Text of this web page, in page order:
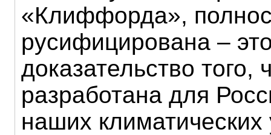
«Клиффорда»,
русифицирована –
доказательство того,
разработана для
наших климатических